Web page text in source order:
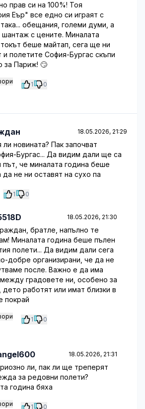
прав си на 100%! Тоя
Еър" все едно си играят с
обещания, големи думи, а
шантаж с цените. Миналата
беше майтап, сега ще ни
и полетите София-Бургас скъпи
за Париж! 🙄
1 0
18.05.2026, 21:29
ли новината? Пак започват
Бургас... Да видим дали ще са
път, че миналата година беше
да не ни оставят на сухо па
1 0
18.05.2026, 21:30
братле, напълно те
Миналата година беше пълен
полети... Да видим дали сега
добре организирани, че да не
после. Важно е да има
градовете ни, особено за
дето работят или имат близки в
покрай
1 0
18.05.2026, 21:31
ли, пак ли ще треперят
за редовни полети?
година бяха
1 0